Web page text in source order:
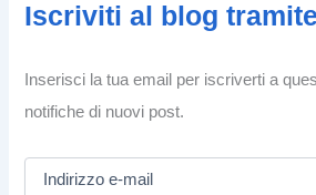
Iscriviti al blog tramite
Inserisci la tua email per iscriverti a
notifiche di nuovi post.